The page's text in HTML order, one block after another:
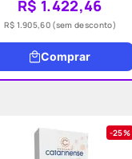
R$ 1.422,46
R$ 1.905,60 (sem desconto)
Comprar
25%